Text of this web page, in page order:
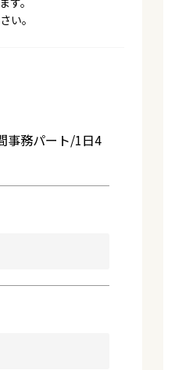
い。
事務パート/1日4